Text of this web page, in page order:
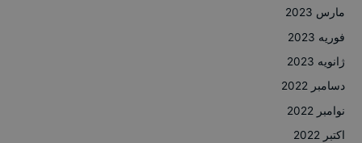
مارس 2023
فوریه 2023
ژانویه 2023
دسامبر 2022
نوامبر 2022
اکتبر 2022